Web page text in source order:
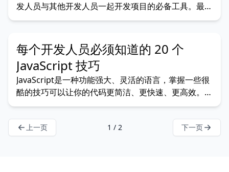
发人员与其他开发人员一起开发项目的必备工具。最常
用的版本控制系统之一是 Git，它可以帮助开发人员跟
形式工作。但是，只有正确管理提交，Git 才能发挥作
用。在本文中，我们将介绍那些好的和坏的提交，并向
每个开发人员必须知道的 20 个
JavaScript 技巧
JavaScript是一种功能强大、灵活的语言，掌握一些很
酷的技巧可以让你的代码更简洁、更快速、更高效。下
面是 20 个实用的 JavaScript 技巧和窍门，你可以在实
际应用中使用它们来增强你的开发过程。 1.一步解构
并重命名 您可以在对象解构期间重命名变量，这在出
上一页 1 / 2 下一页